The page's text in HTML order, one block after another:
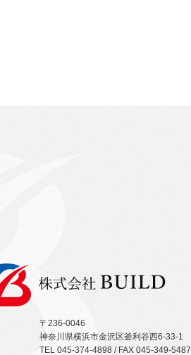
〒236-0046
神奈川県横浜市金沢区釜利谷西6-33-1
TEL 045-374-4898 / FAX 045-349-5487